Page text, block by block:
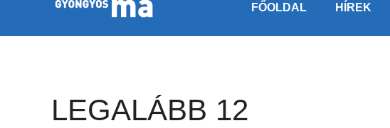
FŐOLDAL HÍREK
LEGALÁBB 12